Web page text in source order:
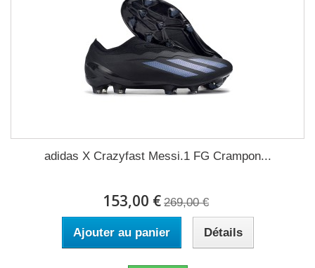
adidas X Crazyfast Messi.1 FG Crampon...
153,00 € 269,00 €
Ajouter au panier Détails